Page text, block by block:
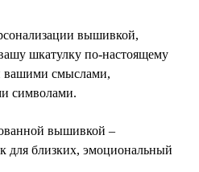
вышивкой,
шкатулку по-настоящему
вашими смыслами,
символами.
вышивкой –
для близких, эмоциональный